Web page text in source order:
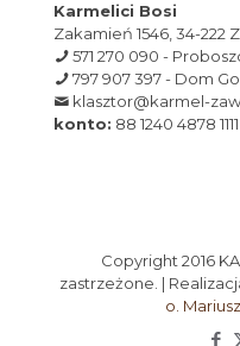
Karmelici Bosi
Zakamień 1546, 34-222
571 270 090 -
797 907 397 - Dom
klasztor@karmel-
konto: 88 1240 4878
Copyright 2016
zastrzeżone. |
o.